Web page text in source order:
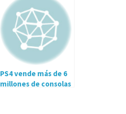
PS4 vende más de 6
millones de consolas